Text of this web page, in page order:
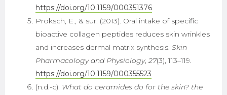
https://doi.org/10.1159/000351376
Proksch, E., & sur. (2013). Oral intake of specific
bioactive collagen peptides reduces skin wrinkles
and increases dermal matrix synthesis. Skin
Pharmacology and Physiology, 27(3), 113–119.
https://doi.org/10.1159/000355523
(n.d.-c). What do ceramides do for the skin? the